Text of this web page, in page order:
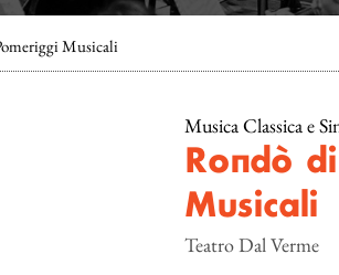
Musicali
Musica Classica e
Rondò
Musicali
Teatro Dal Verme